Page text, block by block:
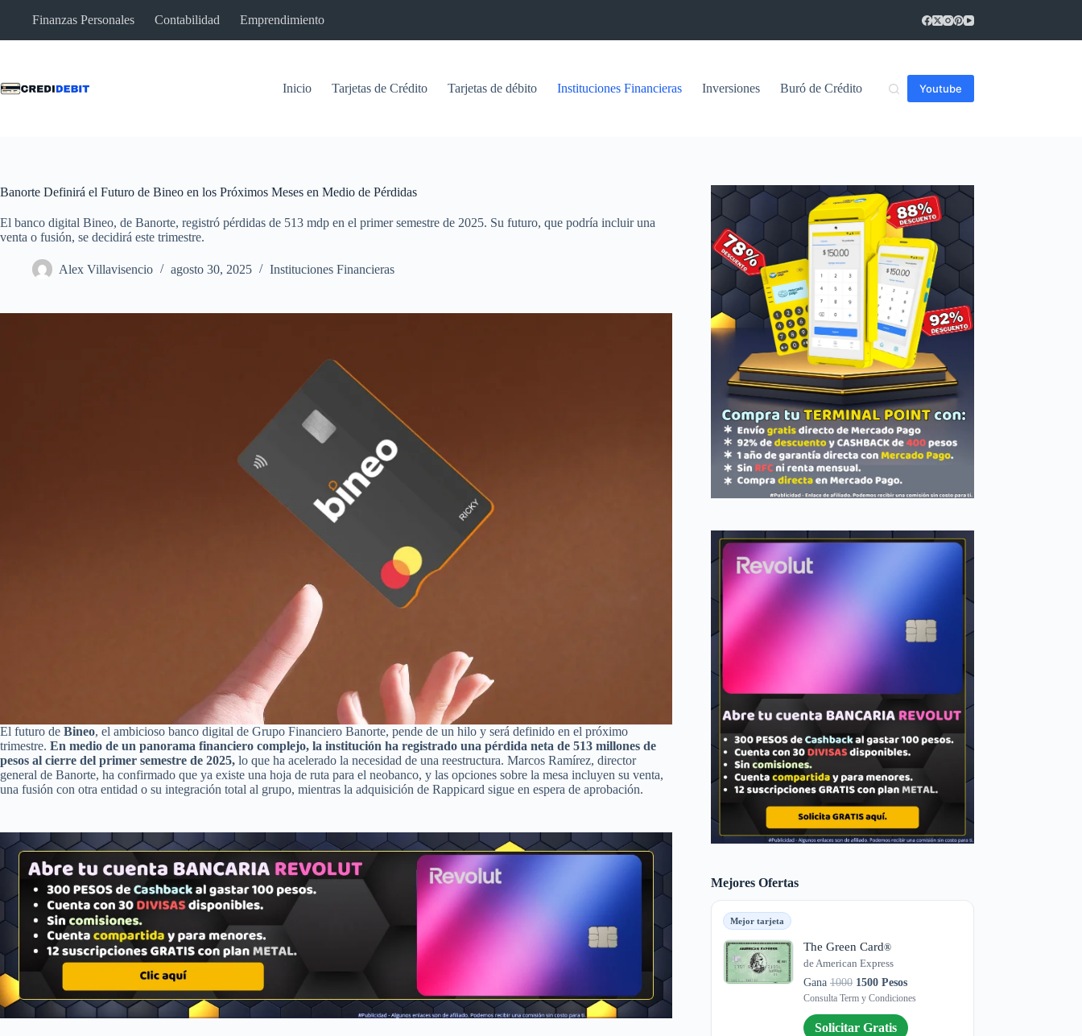
Finanzas Personales Contabilidad Emprendimiento
Inicio Tarjetas de Crédito Tarjetas de débito Instituciones Financieras Inversiones Buró de Crédito Youtube
Banorte Definirá el Futuro de Bineo en los Próximos Meses en Medio de Pérdidas
El banco digital Bineo, de Banorte, registró pérdidas de 513 mdp en el primer semestre de 2025. Su futuro, que podría incluir una
venta o fusión, se decidirá este trimestre.
Alex Villavisencio agosto 30, 2025 Instituciones Financieras
El futuro de Bineo, el ambicioso banco digital de Grupo Financiero Banorte, pende de un hilo y será definido en el próximo
trimestre. En medio de un panorama financiero complejo, la institución ha registrado una pérdida neta de 513 millones de
pesos al cierre del primer semestre de 2025, lo que ha acelerado la necesidad de una reestructura. Marcos Ramírez, director
general de Banorte, ha confirmado que ya existe una hoja de ruta para el neobanco, y las opciones sobre la mesa incluyen su venta,
una fusión con otra entidad o su integración total al grupo, mientras la adquisición de Rappicard sigue en espera de aprobación.
Mejores Ofertas
Mejor tarjeta
The Green Card®
de American Express
Gana1000 1500 Pesos
Consulta Term y Condiciones
Solicitar Gratis